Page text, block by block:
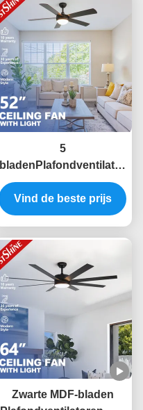
5
bladenPlafondventilator
met Lichte Ac Motor 3-
snelheid Verre Moderne
Geleide
Vind de beste prijs
Zwarte MDF-bladen